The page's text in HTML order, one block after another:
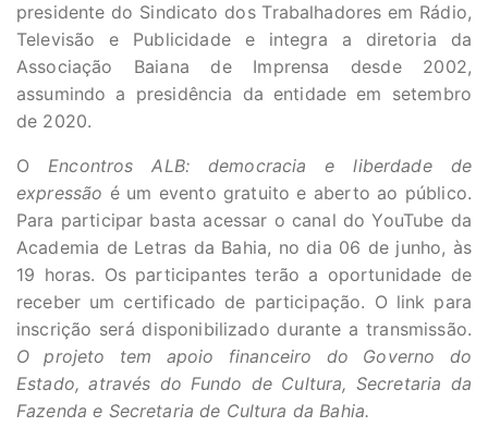
presidente do Sindicato dos Trabalhadores em Rádio,
Televisão e Publicidade e integra a diretoria da
Associação Baiana de Imprensa desde 2002,
assumindo a presidência da entidade em setembro
de 2020.
OEncontros ALB: democracia e liberdade de
expressão é um evento gratuito e aberto ao público.
Para participar basta acessar o canal do YouTube da
Academia de Letras da Bahia, no dia 06 de junho, às
19 horas. Os participantes terão a oportunidade de
receber um certificado de participação. O link para
inscrição será disponibilizado durante a transmissão.
O projeto tem apoio financeiro do Governo do
Estado, através do Fundo de Cultura, Secretaria da
Fazenda e Secretaria de Cultura da Bahia.